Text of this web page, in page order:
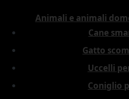
Animali e animali
Cane
Gatto
Uccelli
Coniglio